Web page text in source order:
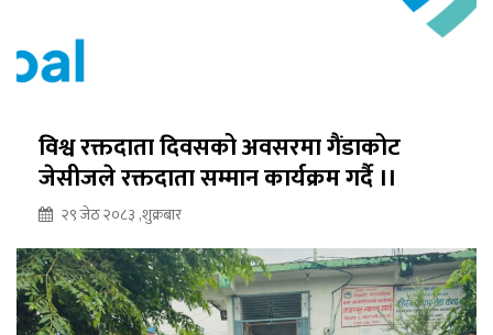
विश्व रक्तदाता दिवसको अवसरमा गैंडाकोट
जेसीजले रक्तदाता सम्मान कार्यक्रम गर्दै ।।
२९ जेठ २०८३ ,शुक्रबार